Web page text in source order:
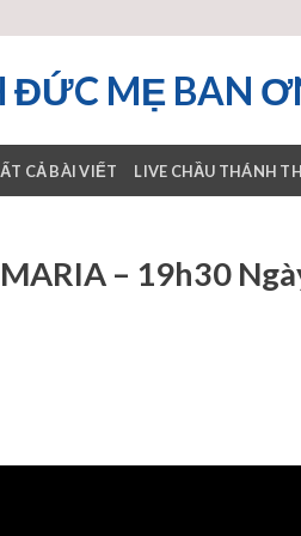
ĐỨC MẸ BAN
CẢ BÀI VIẾT LIVE CHẦU THÁNH
– 19h30